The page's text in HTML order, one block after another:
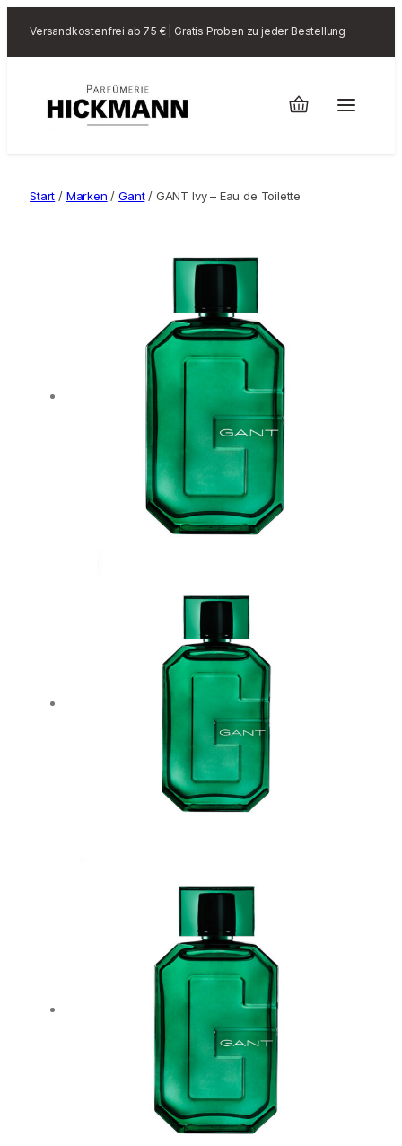
Versandkostenfrei ab 75 € | Gratis Proben zu jeder Bestellung
Start / Marken /Gant/ GANT Ivy – Eau de Toilette